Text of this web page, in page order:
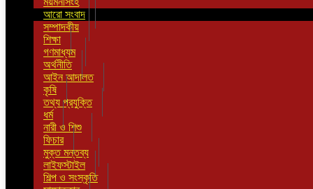
আরো সংবাদ
সম্পাদকীয়
শিক্ষা
গণমাধ্যম
অর্থনীতি
আইন আদালত
কৃষি
তথ্য প্রযুক্তি
ধর্ম
নারী ও শিশু
ফিচার
মুক্ত মন্তব্য
লাইফস্টাইল
শিল্প ও সংস্কৃতি